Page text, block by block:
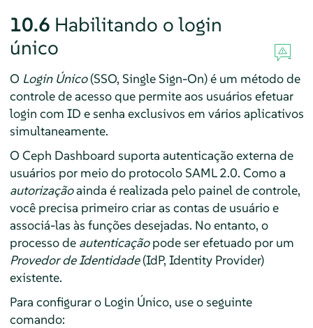
10.6 Habilitando o login
único
O Login Único(SSO, Single Sign-On) é um método de
controle de acesso que permite aos usuários efetuar
login com ID e senha exclusivos em vários aplicativos
simultaneamente.
O Ceph Dashboard suporta autenticação externa de
usuários por meio do protocolo SAML 2.0. Como a
autorizaçãoainda é realizada pelo painel de controle,
você precisa primeiro criar as contas de usuário e
associá-las às funções desejadas. No entanto, o
processo de autenticaçãopode ser efetuado por um
Provedor de Identidade(IdP, Identity Provider)
existente.
Para configurar o Login Único, use o seguinte
comando: